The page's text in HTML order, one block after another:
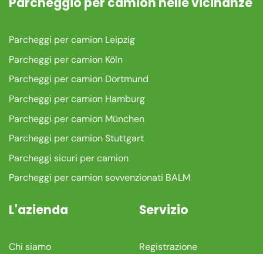
Parcheggi per camion Leipzig
Parcheggi per camion Köln
Parcheggi per camion Dortmund
Parcheggi per camion Hamburg
Parcheggi per camion München
Parcheggi per camion Stuttgart
Parcheggi sicuri per camion
Parcheggi per camion sovvenzionati BALM
L'azienda
Chi siamo
Servizio
Registrazione